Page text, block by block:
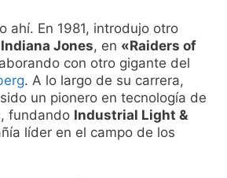
ahí. En 1981, introdujo otro
Indiana Jones, en «Raiders of
con otro gigante del
. A lo largo de su carrera,
un pionero en tecnología de
fundando Industrial Light &
líder en el campo de los